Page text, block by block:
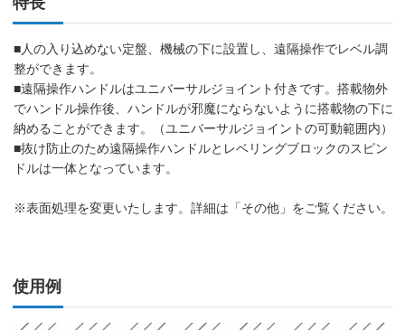
■人の入り込めない定盤、機械の下に設置し、遠隔操作でレベル調
整ができます。
■遠隔操作ハンドルはユニバーサルジョイント付きです。搭載物外
でハンドル操作後、ハンドルが邪魔にならないように搭載物の下に
納めることができます。（ユニバーサルジョイントの可動範囲内）
■抜け防止のため遠隔操作ハンドルとレベリングブロックのスピン
ドルは一体となっています。
※表面処理を変更いたします。詳細は「その他」をご覧ください。
使用例